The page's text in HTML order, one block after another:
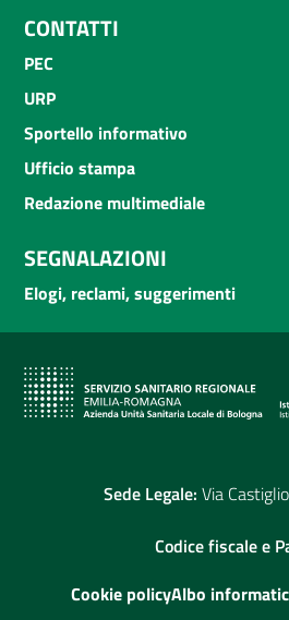
CONTATTI
PEC
URP
Sportello informativo
Ufficio stampa
Redazione multimediale
SEGNALAZIONI
Elogi, reclami, suggerimenti
Sede Legale: Via
Codice fiscale e
Cookie policyAlbo